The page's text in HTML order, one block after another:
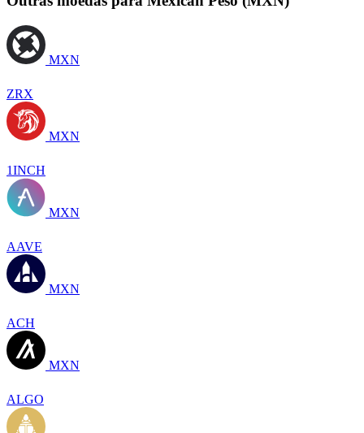
MXN
ZRX
MXN
1INCH
MXN
AAVE
MXN
ACH
MXN
ALGO